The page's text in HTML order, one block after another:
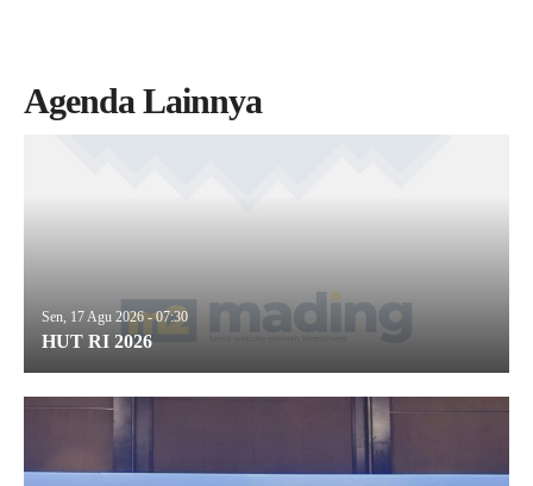
Agenda Lainnya
Sen, 17 Agu 2026 - 07:30
HUT RI 2026